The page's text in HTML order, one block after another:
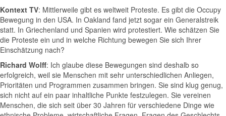
Kontext TV: Mittlerweile gibt es weltweit Proteste. Es gibt die Occupy
Bewegung in den USA. In Oakland fand jetzt sogar ein Generalstreik
statt. In Griechenland und Spanien wird protestiert. Wie schätzen Sie
die Proteste ein und in welche Richtung bewegen Sie sich Ihrer
Einschätzung nach?
Richard Wolff: Ich glaube diese Bewegungen sind deshalb so
erfolgreich, weil sie Menschen mit sehr unterschiedlichen Anliegen,
Prioritäten und Programmen zusammen bringen. Sie sind klug genug,
sich nicht auf ein paar inhaltliche Punkte festzulegen. Sie vereinen
Menschen, die sich seit über 30 Jahren für verschiedene Dinge wie